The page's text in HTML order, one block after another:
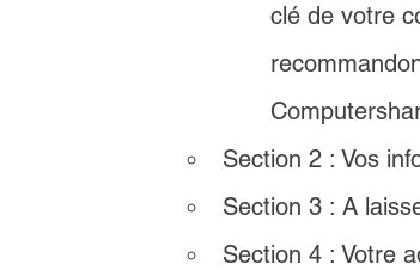
clé de votre
Section 2 : Vos
Section 3 : A
Section 4 : Votre